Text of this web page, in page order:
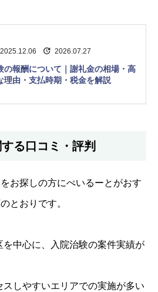
2025.12.06 2026.07.27
の報酬について｜謝礼金の相場・高
理由・支払時期・税金を解説
る口コミ・評判
お探しの方にぺいるーとがおす
とおりです。
中心に、入院治験の案件実績が
スしやすいエリアでの実施が多い